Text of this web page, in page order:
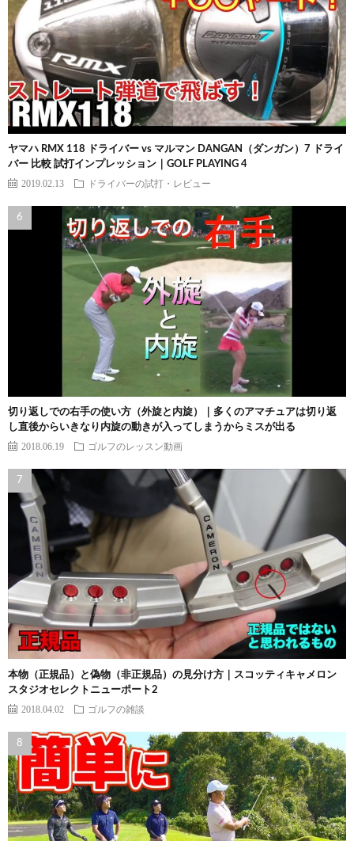
ヤマハ RMX 118 ドライバー vs マルマン DANGAN（ダンガン）7 ドライ
バー 比較 試打インプレッション｜GOLF PLAYING 4
2019.02.13 ドライバーの試打・レビュー
切り返しでの右手の使い方（外旋と内旋）｜多くのアマチュアは切り返
し直後からいきなり内旋の動きが入ってしまうからミスが出る
2018.06.19 ゴルフのレッスン動画
本物（正規品）と偽物（非正規品）の見分け方｜スコッティキャメロン
スタジオセレクトニューポート2
2018.04.02 ゴルフの雑談